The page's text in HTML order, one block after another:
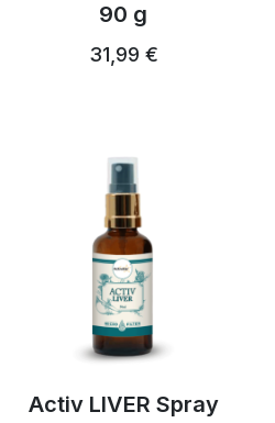
90 g
31,99 €
Activ LIVER Spray